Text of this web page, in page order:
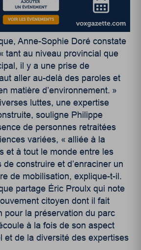
Anne-Sophie Doré constate
tant au niveau provincial que
il y a une prise de
aller au-delà des paroles et
matière d’environnement. »
luttes, une expertise
souligne Philippe
de personnes retraitées
variées, « alliée à la
et à tout le monde entre les
construire et d’enraciner un
de mobilisation, explique-t-il.
partage Éric Proulx qui note
citoyen dont il fait
pour la préservation du parc
à la fois de son aspect
et de la diversité des expertises